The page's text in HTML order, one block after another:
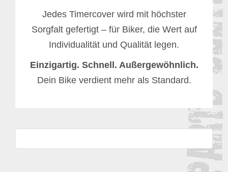
Jedes Timercover wird mit höchster
Sorgfalt gefertigt – für Biker, die Wert auf
Individualität und Qualität legen.
Einzigartig. Schnell. Außergewöhnlich.
Dein Bike verdient mehr als Standard.